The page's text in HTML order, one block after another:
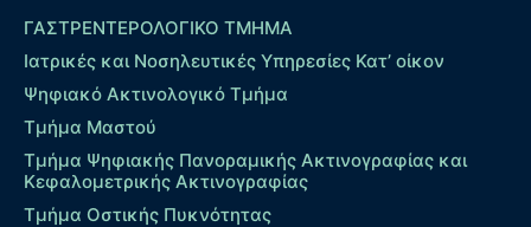
ΓΑΣΤΡΕΝΤΕΡΟΛΟΓΙΚΟ ΤΜΗΜΑ
Ιατρικές και Νοσηλευτικές Υπηρεσίες Κατ’ οίκον
Ψηφιακό Ακτινολογικό Τμήμα
Τμήμα Μαστού
Τμήμα Ψηφιακής Πανοραμικής Ακτινογραφίας και
Κεφαλομετρικής Ακτινογραφίας
Τμήμα Οστικής Πυκνότητας